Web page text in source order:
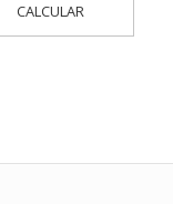
CALCULAR